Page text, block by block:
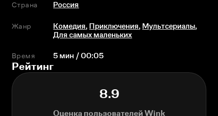
Страна
Россия
Жанр Комедия, Приключения, Мультсериалы,
Для самых маленьких
Время 5 мин / 00:05
Рейтинг
8.9
Оценка пользователей Wink